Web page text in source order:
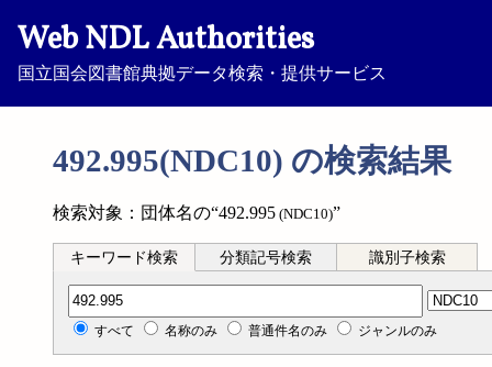
Web NDL Authorities
国立国会図書館典拠データ検索・提供サービス
492.995(NDC10) の検索結果
検索対象：団体名の“492.995 (NDC10)”
キーワード検索 分類記号検索 識別子検索
分類記号検索
すべて 名称のみ 普通件名のみ ジャンルのみ